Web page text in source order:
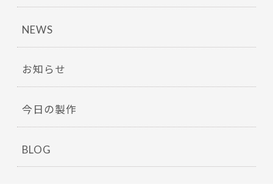
NEWS
お知らせ
今日の製作
BLOG